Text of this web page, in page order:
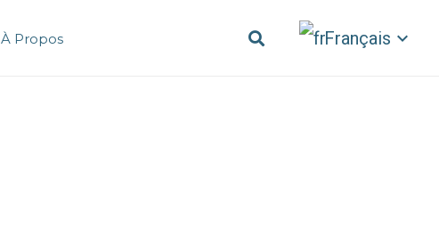
À Propos Français